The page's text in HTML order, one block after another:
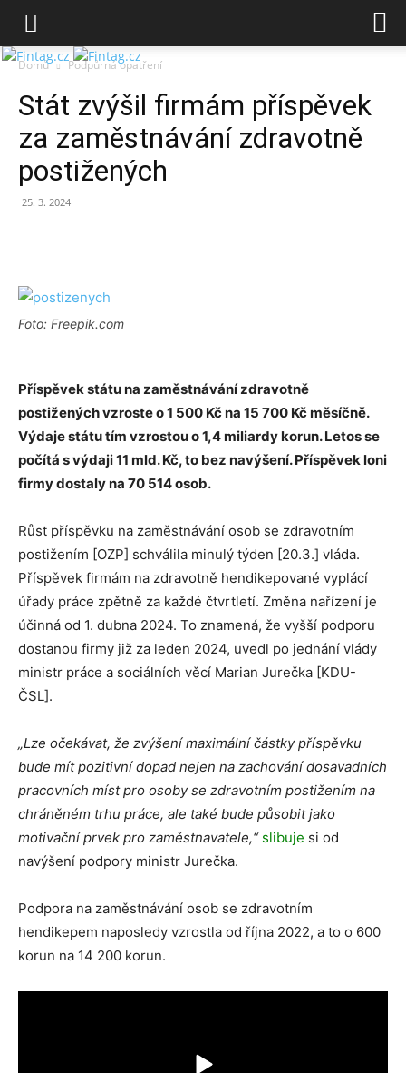
Domů Podpůrná opatření
Stát zvýšil firmám příspěvek
za zaměstnávání zdravotně
postižených
25. 3. 2024
Foto: Freepik.com
Příspěvek státu na zaměstnávání zdravotně
postižených vzroste o 1 500 Kč na 15 700 Kč měsíčně.
Výdaje státu tím vzrostou o 1,4 miliardy korun. Letos se
počítá s výdaji 11 mld. Kč, to bez navýšení. Příspěvek loni
firmy dostaly na 70 514 osob.
Růst příspěvku na zaměstnávání osob se zdravotním
postižením [OZP] schválila minulý týden [20.3.] vláda.
Příspěvek firmám na zdravotně hendikepované vyplácí
úřady práce zpětně za každé čtvrtletí. Změna nařízení je
účinná od 1. dubna 2024. To znamená, že vyšší podporu
dostanou firmy již za leden 2024, uvedl po jednání vlády
ministr práce a sociálních věcí Marian Jurečka [KDU-
ČSL].
„Lze očekávat, že zvýšení maximální částky příspěvku
bude mít pozitivní dopad nejen na zachování dosavadních
pracovních míst pro osoby se zdravotním postižením na
chráněném trhu práce, ale také bude působit jako
motivační prvek pro zaměstnavatele,“ slibuje si od
navýšení podpory ministr Jurečka.
Podpora na zaměstnávání osob se zdravotním
hendikepem naposledy vzrostla od října 2022, a to o 600
korun na 14 200 korun.